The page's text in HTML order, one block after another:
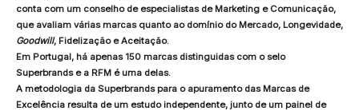
conta com um conselho de especialistas de Marketing e Comunicação,
que avaliam várias marcas quanto ao domínio do Mercado, Longevidade,
Goodwill, Fidelização e Aceitação.
Em Portugal, há apenas 150 marcas distinguidas com o selo
Superbrands e a RFM é uma delas.
A metodologia da Superbrands para o apuramento das Marcas de
Excelência resulta de um estudo independente, junto de um painel de